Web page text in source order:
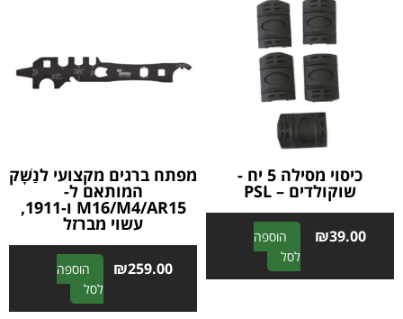
a
t
i
v
e
i
v
כיסוי מסילה 5 יח -
שוקולדים – PSL
₪39.00
הוספה
לסל
A
l
מפתח ברגים מקצועי לנַשָׁק
המותאם ל-
M16/M4/AR15 ו-1911,
עשוי מברזל
₪259.00
הוספה
לסל
A
l